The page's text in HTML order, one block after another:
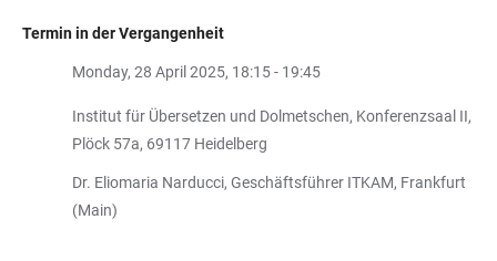
Termin in der Vergangenheit
Monday, 28 April 2025, 18:15 - 19:45
Institut für Übersetzen und Dolmetschen, Konferenzsaal II,
Plöck 57a, 69117 Heidelberg
Dr. Eliomaria Narducci, Geschäftsführer ITKAM, Frankfurt
(Main)